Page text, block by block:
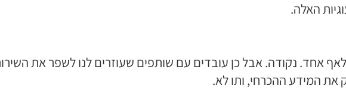
האלה.
אחד. נקודה. אבל כן עובדים עם שותפים שעוזרים לנו לשפר את
את המידע ההכרחי, ותו לא.